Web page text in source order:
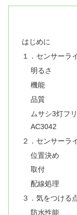
はじめに
１．センサーラ
明るさ
機能
品質
ムサシ3灯フ
AC3042
２．センサーラ
位置決め
取付
配線処理
３．気をつける
防水性能